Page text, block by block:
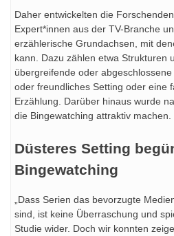
Daher entwickelten die
Expert*innen aus der TV-Branche
erzählerische Grundachsen, mit
kann. Dazu zählen etwa Strukturen
übergreifende oder
oder freundliches Setting oder eine
Erzählung. Darüber hinaus wurde
die Bingewatching attraktiv machen.
Düsteres Setting
Bingewatching
„Dass Serien das bevorzugte
sind, ist keine Überraschung und
Studie wider. Doch wir konnten